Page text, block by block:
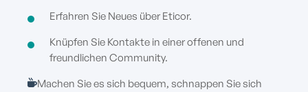
Erfahren Sie Neues über Eticor.
Knüpfen Sie Kontakte in einer offenen und
freundlichen Community.
Machen Sie es sich bequem, schnappen Sie sich